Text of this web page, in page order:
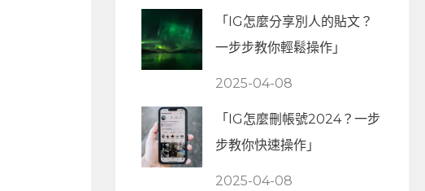
「IG怎麼分享別人的貼文？
一步步教你輕鬆操作」
2025-04-08
「IG怎麼刪帳號2024？一步
步教你快速操作」
2025-04-08